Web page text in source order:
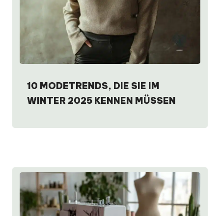
10 MODETRENDS, DIE SIE IM
WINTER 2025 KENNEN MÜSSEN